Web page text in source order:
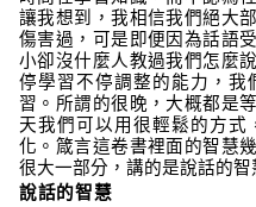
讓我想到，我相信我們絕大
傷害過，可是即便因為話語
小卻沒什麼人教過我們怎麼
停學習不停調整的能力，我
習。所謂的很晚，大概都是
天我們可以用很輕鬆的方
化。箴言這卷書裡面的智慧
很大一部分，講的是說話的智
說話的智慧